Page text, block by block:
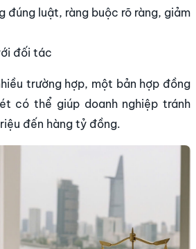
đúng luật, ràng buộc rõ ràng, giảm
đối tác
trường hợp, một bản hợp đồng
có thể giúp doanh nghiệp tránh
đến hàng tỷ đồng.